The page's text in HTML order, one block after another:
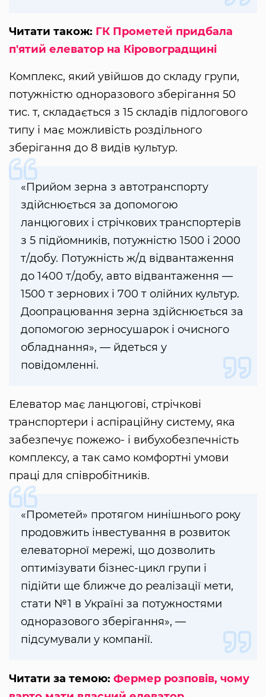
Читати також: ГК Прометей придбала
п'ятий елеватор на Кіровоградщині
Комплекс, який увійшов до складу групи,
потужністю одноразового зберігання 50
тис. т, складається з 15 складів підлогового
типу і має можливість роздільного
зберігання до 8 видів культур.
«Прийом зерна з автотранспорту
здійснюється за допомогою
ланцюгових і стрічкових транспортерів
з 5 підйомників, потужністю 1500 і 2000
т/добу. Потужність ж/д відвантаження
до 1400 т/добу, авто відвантаження —
1500 т зернових і 700 т олійних культур.
Доопрацювання зерна здійснюється за
допомогою зерносушарок і очисного
обладнання», — йдеться у
повідомленні.
Елеватор має ланцюгові, стрічкові
транспортери і аспіраційну систему, яка
забезпечує пожежо- і вибухобезпечність
комплексу, а так само комфортні умови
праці для співробітників.
«Прометей» протягом нинішнього року
продовжить інвестування в розвиток
елеваторної мережі, що дозволить
оптимізувати бізнес-цикл групи і
підійти ще ближче до реалізації мети,
стати №1 в Україні за потужностями
одноразового зберігання», —
підсумували у компанії.
Читати за темою: Фермер розповів, чому